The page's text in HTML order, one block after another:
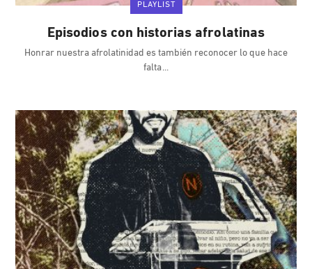
PLAYLIST
Episodios con historias afrolatinas
Honrar nuestra afrolatinidad es también reconocer lo que hace
falta